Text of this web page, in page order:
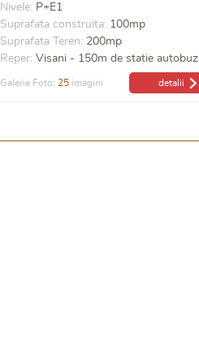
Nivele: P+E1
Suprafata construita: 100mp
Suprafata Teren: 200mp
Reper: Visani - 150m de statie autobuz
Galerie Foto: 25 imagini detalii